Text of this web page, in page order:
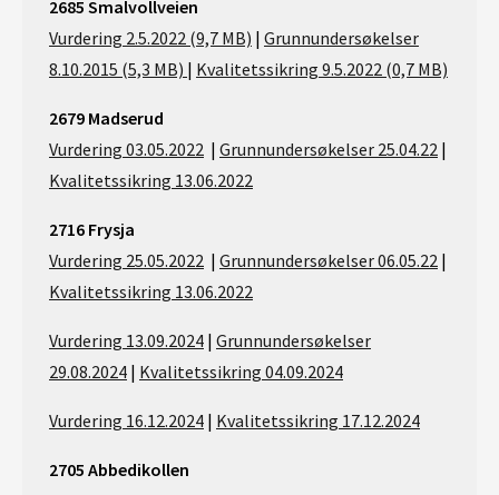
2685 Smalvollveien
Vurdering 2.5.2022 (9,7 MB) | Grunnundersøkelser
8.10.2015 (5,3 MB) | Kvalitetssikring 9.5.2022 (0,7 MB)
2679 Madserud
Vurdering 03.05.2022 | Grunnundersøkelser 25.04.22 |
Kvalitetssikring 13.06.2022
2716 Frysja
Vurdering 25.05.2022 | Grunnundersøkelser 06.05.22 |
Kvalitetssikring 13.06.2022
Vurdering 13.09.2024 | Grunnundersøkelser
29.08.2024 | Kvalitetssikring 04.09.2024
Vurdering 16.12.2024 | Kvalitetssikring 17.12.2024
2705 Abbedikollen